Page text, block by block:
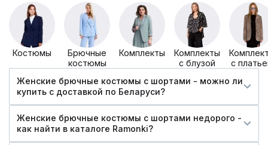
Костюмы
Брючные
костюмы
Комплекты
Комплекты
с блузой
с
Женские брючные костюмы с шортами - можно ли
купить c доставкой по Беларуси?
Женские брючные костюмы с шортами недорого -
как найти в каталоге Ramonki?